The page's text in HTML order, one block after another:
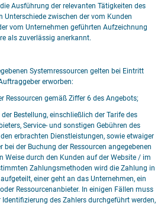
Ausführung der relevanten Tätigkeiten des
Unterschiede zwischen der vom Kunden
vom Unternehmen geführten Aufzeichnung
als zuverlässig anerkannt.
Systemressourcen gelten bei Eintritt
erworben:
Ressourcen gemäß Ziffer 6 des Angebots;
Bestellung, einschließlich der Tarife des
Service- und sonstigen Gebühren des
erbrachten Dienstleistungen, sowie etwaiger
bei der Buchung der Ressourcen angegebenen
Weise durch den Kunden auf der Website / im
Zahlungsmethoden wird die Zahlung in
einer geht an das Unternehmen, ein
Ressourcenanbieter. In einigen Fällen muss
des Zahlers durchgeführt werden,